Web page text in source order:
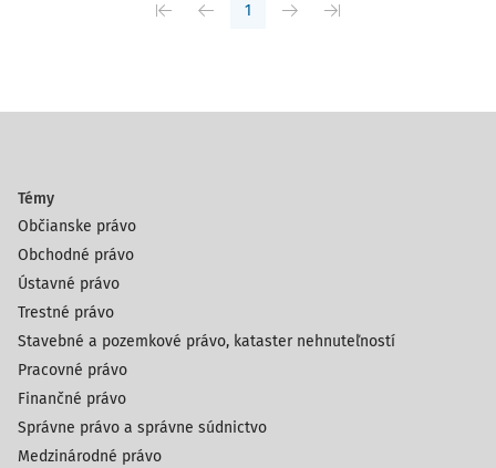
1
Témy
Občianske právo
Obchodné právo
Ústavné právo
Trestné právo
Stavebné a pozemkové právo, kataster nehnuteľností
Pracovné právo
Finančné právo
Správne právo a správne súdnictvo
Medzinárodné právo